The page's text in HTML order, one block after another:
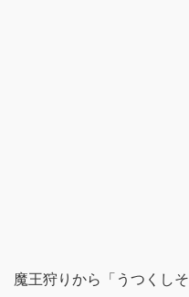
魔王狩りから「うつくし